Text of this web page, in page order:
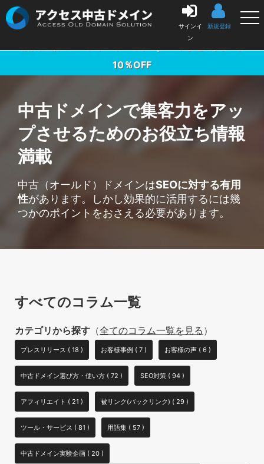
サインイ
ン
新規登録
10％OFF
中古ドメインで集客力をアッ
プさせるためのお役立ち情報
満載
中古（オールド）ドメインはSEOに対する有用
性があります。しかし効果的に活用するには幾
つかのポイントをおさえる必要があります。
すべてのコラム一覧
カテゴリから探す （全てのコラム一覧を見る ）
プレスリリース ( 18 ) お客様事例 ( 7 ) お客様の声 ( 6 )
中古ドメイン選び方・使い方 ( 72 ) SEO対策 ( 94 )
アフィリエイト ( 21 ) 被リンク(バックリンク) ( 29 )
ツール・サービス ( 81 ) 用語集 ( 57 )
中古ドメイン実験企画 ( 20 )